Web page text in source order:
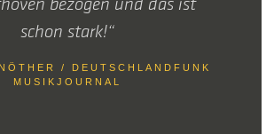
bezogen und das ist
schon stark!“
/ DEUTSCHLANDFUNK
MUSIKJOURNAL